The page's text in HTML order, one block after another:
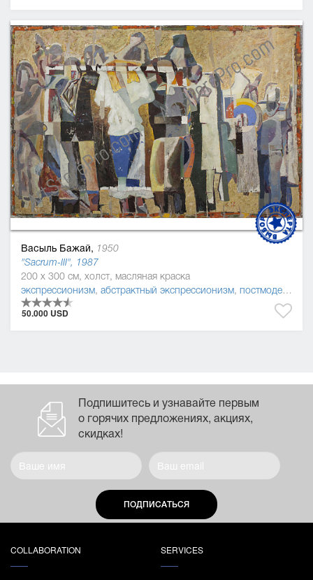
Васыль Бажай, 1950
"Sacrum-ІІІ", 1987
200 x 300 см, холст, масляная краска
экспрессионизм, абстрактный экспрессионизм, постмодернизм
50.000 USD
Подпишитесь и узнавайте первым
о горячих предложениях, акциях,
скидках!
ПОДПИСАТЬСЯ
COLLABORATION SERVICES